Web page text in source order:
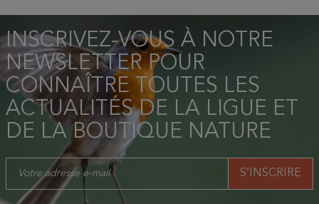
INSCRIVEZ-VOUS À NOTRE
NEWSLETTER POUR
CONNAÎTRE TOUTES LES
ACTUALITÉS DE LA LIGUE ET
DE LA BOUTIQUE NATURE